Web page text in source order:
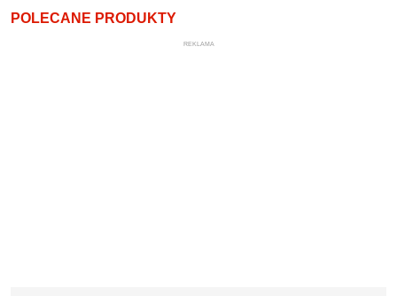
POLECANE PRODUKTY
REKLAMA